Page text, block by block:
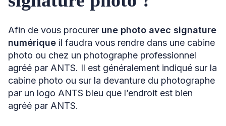
Afin de vous procurer une photo avec signature
numérique il faudra vous rendre dans une cabine
photo ou chez un photographe professionnel
agréé par ANTS. Il est généralement indiqué sur la
cabine photo ou sur la devanture du photographe
par un logo ANTS bleu que l’endroit est bien
agréé par ANTS.